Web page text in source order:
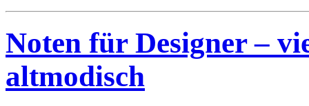
Noten für Designer –
altmodisch